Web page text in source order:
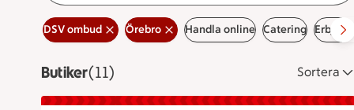
DSV ombud Örebro Handla online Catering
ButikerVisar 11 stycken
(11) Sortera